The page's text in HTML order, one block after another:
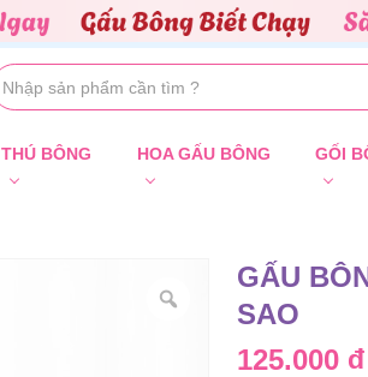
THÚ BÔNG HOA GẤU BÔNG GỐI
GẤU
SAO
125.000 đ